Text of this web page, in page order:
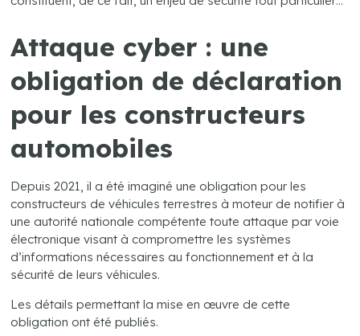
Attaque cyber : une
obligation de déclaration
pour les constructeurs
automobiles
Depuis 2021, il a été imaginé une obligation pour les
constructeurs de véhicules terrestres à moteur de notifier à
une autorité nationale compétente toute attaque par voie
électronique visant à compromettre les systèmes
d’informations nécessaires au fonctionnement et à la
sécurité de leurs véhicules.
Les détails permettant la mise en œuvre de cette
obligation ont été publiés.